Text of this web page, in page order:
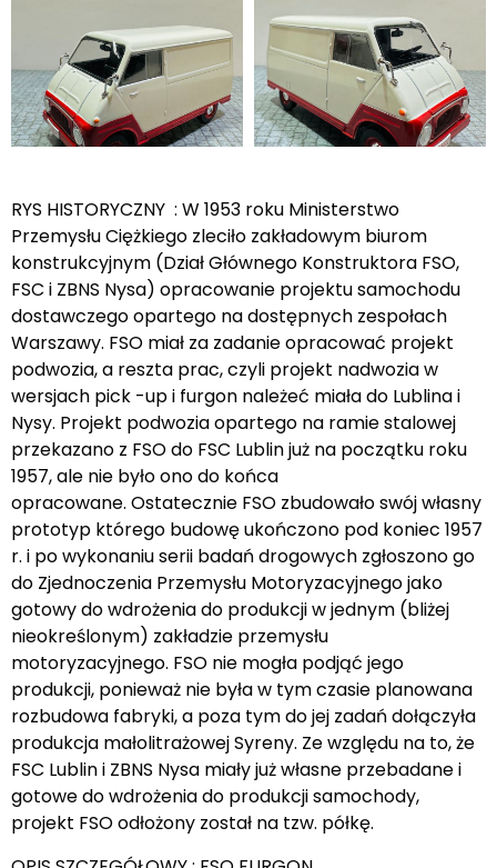
RYS HISTORYCZNY : W 1953 roku Ministerstwo
Przemysłu Ciężkiego zleciło zakładowym biurom
konstrukcyjnym (Dział Głównego Konstruktora FSO,
FSC i ZBNS Nysa) opracowanie projektu samochodu
dostawczego opartego na dostępnych zespołach
Warszawy. FSO miał za zadanie opracować projekt
podwozia, a reszta prac, czyli projekt nadwozia w
wersjach pick -up i furgon należeć miała do Lublina i
Nysy. Projekt podwozia opartego na ramie stalowej
przekazano z FSO do FSC Lublin już na początku roku
1957, ale nie było ono do końca
opracowane. Ostatecznie FSO zbudowało swój własny
prototyp którego budowę ukończono pod koniec 1957
r. i po wykonaniu serii badań drogowych zgłoszono go
do Zjednoczenia Przemysłu Motoryzacyjnego jako
gotowy do wdrożenia do produkcji w jednym (bliżej
nieokreślonym) zakładzie przemysłu
motoryzacyjnego. FSO nie mogła podjąć jego
produkcji, ponieważ nie była w tym czasie planowana
rozbudowa fabryki, a poza tym do jej zadań dołączyła
produkcja małolitrażowej Syreny. Ze względu na to, że
FSC Lublin i ZBNS Nysa miały już własne przebadane i
gotowe do wdrożenia do produkcji samochody,
projekt FSO odłożony został na tzw. półkę.